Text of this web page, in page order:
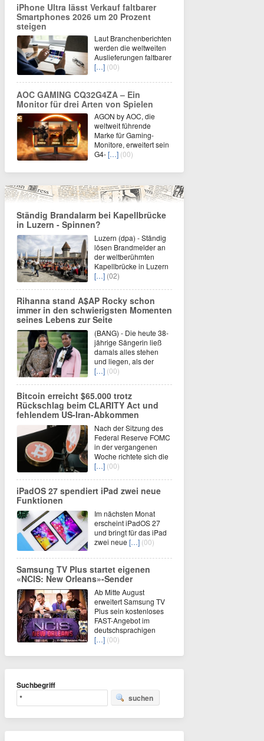
iPhone Ultra lässt Verkauf faltbarer
Smartphones 2026 um 20 Prozent
steigen
Laut Branchenberichten
werden die weltweiten
Auslieferungen faltbarer
[…] (00)
AOC GAMING CQ32G4ZA – Ein
Monitor für drei Arten von Spielen
AGON by AOC, die
weltweit führende
Marke für Gaming-
Monitore, erweitert sein
G4-[…] (00)
Ständig Brandalarm bei Kapellbrücke
in Luzern - Spinnen?
Luzern (dpa) - Ständig
lösen Brandmelder an
der weltberühmten
Kapellbrücke in Luzern
[…] (02)
Rihanna stand A$AP Rocky schon
immer in den schwierigsten Momenten
seines Lebens zur Seite
(BANG) - Die heute 38-
jährige Sängerin ließ
damals alles stehen
und liegen, als der
[…] (00)
Bitcoin erreicht $65.000 trotz
Rückschlag beim CLARITY Act und
fehlendem US-Iran-Abkommen
Nach der Sitzung des
Federal Reserve FOMC
in der vergangenen
Woche richtete sich die
[…] (00)
iPadOS 27 spendiert iPad zwei neue
Funktionen
Im nächsten Monat
erscheint iPadOS 27
und bringt für das iPad
zwei neue […] (00)
Samsung TV Plus startet eigenen
«NCIS: New Orleans»-Sender
Ab Mitte August
erweitert Samsung TV
Plus sein kostenloses
FAST-Angebot im
deutschsprachigen
[…] (00)
Suchbegriff
suchen